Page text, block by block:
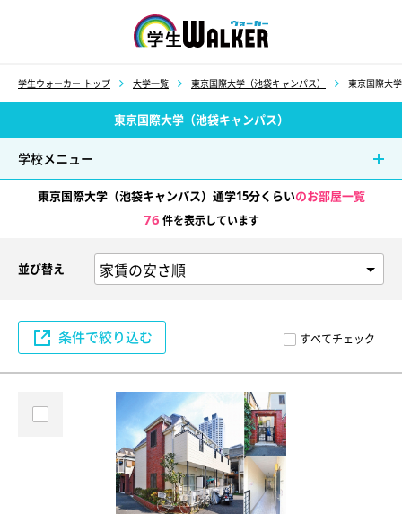
学生ウォーカー トップ 大学一覧 東京国際大学（池袋キャンパス） 東京国際大
東京国際大学（池袋キャンパス）
学校メニュー
東京国際大学（池袋キャンパス）通学15分くらいのお部屋一覧
76 件を表示しています
すべてチェック
並び替え
条件で絞り込む